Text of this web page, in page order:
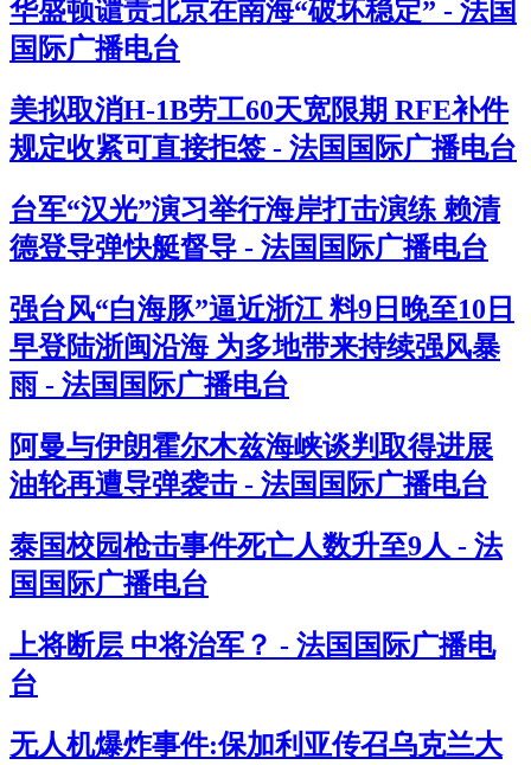
华盛顿谴责北京在南海“破坏稳定” - 法国
国际广播电台
美拟取消H-1B劳工60天宽限期 RFE补件
规定收紧可直接拒签 - 法国国际广播电台
台军“汉光”演习举行海岸打击演练 赖清
德登导弹快艇督导 - 法国国际广播电台
强台风“白海豚”逼近浙江 料9日晚至10日
早登陆浙闽沿海 为多地带来持续强风暴
雨 - 法国国际广播电台
阿曼与伊朗霍尔木兹海峡谈判取得进展
油轮再遭导弹袭击 - 法国国际广播电台
泰国校园枪击事件死亡人数升至9人 - 法
国国际广播电台
上将断层 中将治军？ - 法国国际广播电
台
无人机爆炸事件:保加利亚传召乌克兰大